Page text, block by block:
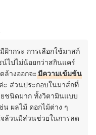
ากระ การเลือกใช้มาสก์
ไปไม่น้อยกว่าสกินแคร์
ล้างออกจะมีความเข้มข้น
ะ ส่วนประกอบในมาส์กที่
ชนิดมาก ทั้งวิตามินแบบ
น ผลไม้ ดอกไม้ต่าง ๆ
ล้วนมีส่วนช่วยในการลด